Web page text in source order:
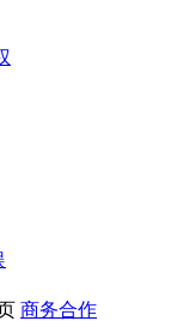
商务合作